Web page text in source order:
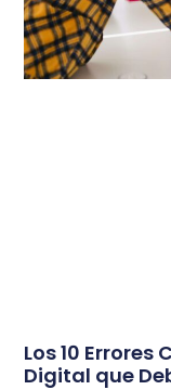
Los 10
Digital que